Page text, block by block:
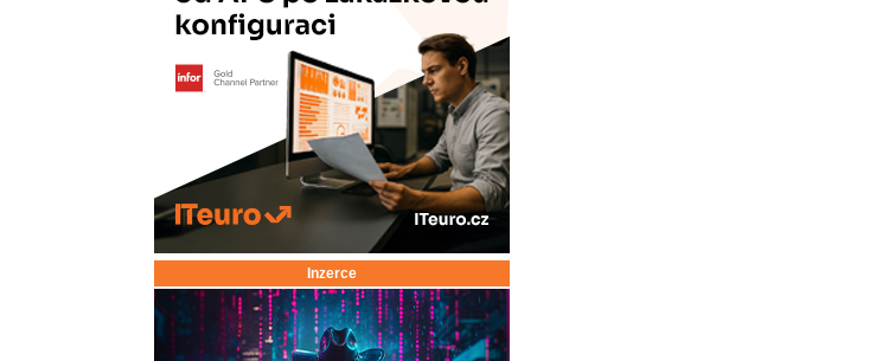
Inzerce